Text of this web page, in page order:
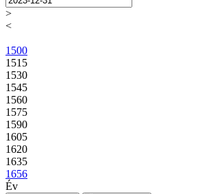
>
<
1500
1515
1530
1545
1560
1575
1590
1605
1620
1635
1656
Év